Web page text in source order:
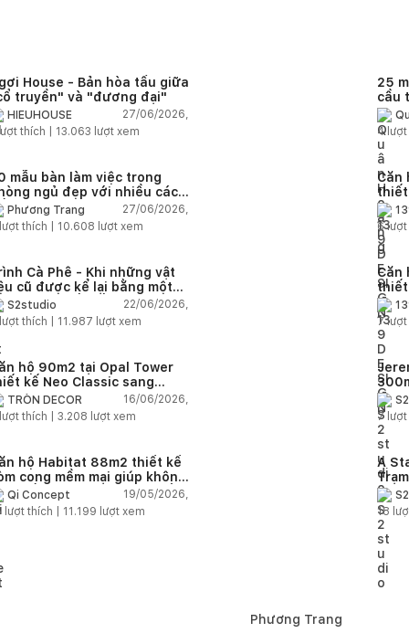
dưới đây, Happynest
sẽ giúp bạn kết nối đơn vị thiết kế -
House - Bản hòa tấu giữa
truyền" và "đương đại"
HIEUHOUSE
27/06/2026,
thích | 13.063 lượt xem
25
cầu
diện
quên
4lượt
mẫu bàn làm việc trong
ngủ đẹp với nhiều cách
trí thông minh cho mọi diện
Phương Trang
27/06/2026,
lượt thích | 10.608 lượt xem
Căn
thiết
6lượt
Cà Phê - Khi những vật
cũ được kể lại bằng một
ngữ thiết kế mới
S2studio
22/06/2026,
lượt thích | 11.987 lượt xem
Căn
thiết
áp
7lượt
hộ 90m2 tại Opal Tower
kế Neo Classic sang
cho gia đình trẻ
TRÒN DECOR
16/06/2026,
lượt thích | 3.208 lượt xem
đại
nhiên
7
hộ Habitat 88m2 thiết kế
cong mềm mại giúp không
sống hiện đại trở nên ấm
hơn
Qi Concept
19/05/2026,
lượt thích | 11.199 lượt xem
A
cảm
18
Phương Trang